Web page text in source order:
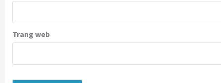
Trang web